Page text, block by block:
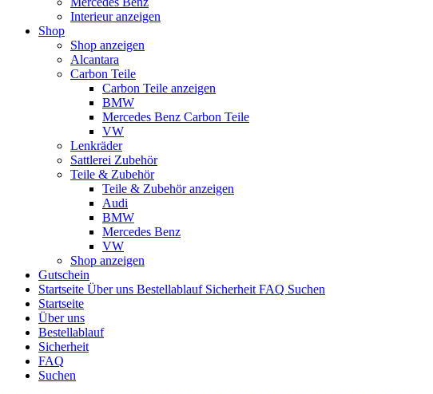
Interieur anzeigen
Shop
Shop anzeigen
Alcantara
Carbon Teile
Carbon Teile anzeigen
BMW
Mercedes Benz Carbon Teile
VW
Lenkräder
Sattlerei Zubehör
Teile & Zubehör
Teile & Zubehör anzeigen
Audi
BMW
Mercedes Benz
VW
Shop anzeigen
Gutschein
Startseite Über uns Bestellablauf Sicherheit FAQ Suchen
Startseite
Über uns
Bestellablauf
Sicherheit
FAQ
Suchen